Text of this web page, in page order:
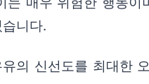
니다.
의 신선도를 최대한